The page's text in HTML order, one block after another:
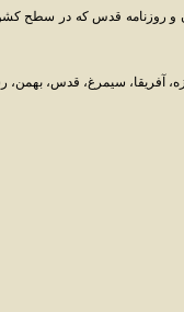
و روزنامه قدس که در سطح
آفريقا، سيمرغ، قدس،